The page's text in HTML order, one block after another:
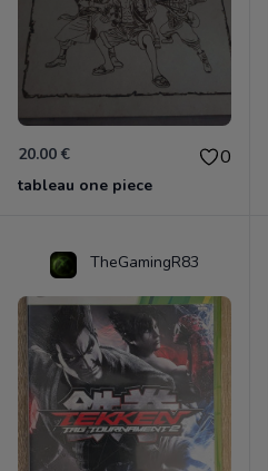
20.00 € 0
tableau one piece
TheGamingR83